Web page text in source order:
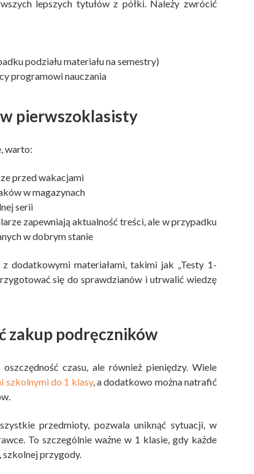
lepszych tytułów z półki. Należy zwrócić
podziału materiału na semestry)
programowi nauczania
pierwszoklasisty
warto:
przed wakacjami
w magazynach
serii
zapewniają aktualność treści, ale w przypadku
w dobrym stanie
dodatkowymi materiałami, takimi jak „Testy 1-
się do sprawdzianów i utrwalić wiedzę
zakup podręczników
czasu, ale również pieniędzy. Wiele
szkolnymi do 1 klasy, a dodatkowo można natrafić
przedmioty, pozwala uniknąć sytuacji, w
To szczególnie ważne w 1 klasie, gdy każde
przygody.